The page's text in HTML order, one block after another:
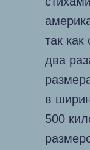
так как
два
в
500